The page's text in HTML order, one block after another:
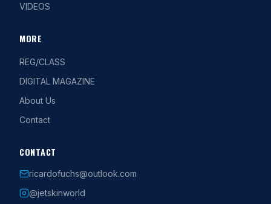
VIDEOS
MORE
REG/CLASS
DIGITAL MAGAZINE
About Us
Contact
CONTACT
ricardofuchs@outlook.com
@jetskinworld